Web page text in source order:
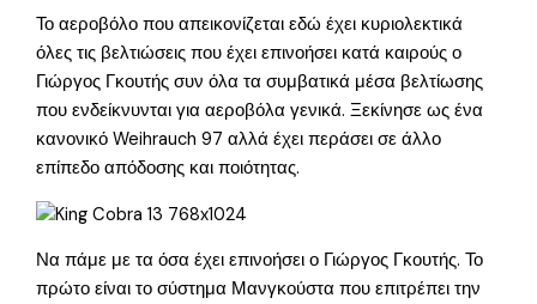
Το αεροβόλο που απεικονίζεται εδώ έχει κυριολεκτικά
όλες τις βελτιώσεις που έχει επινοήσει κατά καιρούς ο
Γιώργος Γκουτής συν όλα τα συμβατικά μέσα βελτίωσης
που ενδείκνυνται για αεροβόλα γενικά. Ξεκίνησε ως ένα
κανονικό Weihrauch 97 αλλά έχει περάσει σε άλλο
επίπεδο απόδοσης και ποιότητας.
Να πάμε με τα όσα έχει επινοήσει ο Γιώργος Γκουτής. Το
πρώτο είναι το σύστημα Μανγκούστα που επιτρέπει την